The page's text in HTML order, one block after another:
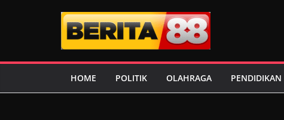
HOME POLITIK OLAHRAGA PENDIDIKAN